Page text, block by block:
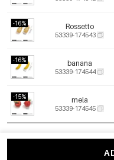
-16% Rossetto
53339-174543
-16% banana
53339-174544
-15% mela
53339-174545